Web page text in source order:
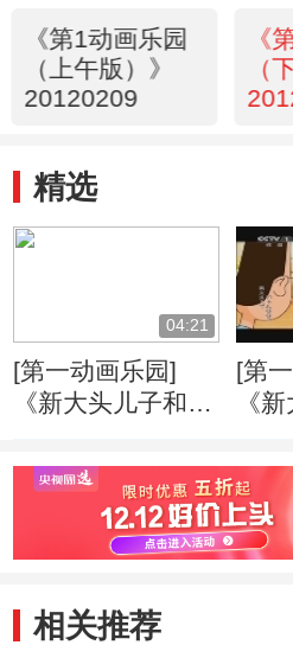
《第1动画乐园
（上午版）》
20120209
《
（
精选
04:21
[第一动画乐园]
《新大头儿子和小
季） 好朋友
[第
《
季）
头儿
相关推荐